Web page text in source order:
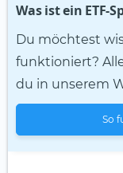
Was ist ein ETF-
Du möchtest
funktioniert?
du in unserem
So